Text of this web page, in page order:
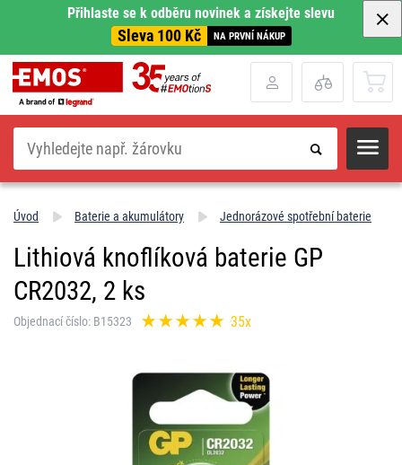
Přihlaste se k odběru novinek a získejte slevu
Sleva 100 Kč NA PRVNÍ NÁKUP
Hledat
Úvod Baterie a akumulátory Jednorázové spotřební baterie
Lithiová knoflíková baterie GP
CR2032, 2 ks
Objednací číslo: B15323 35x